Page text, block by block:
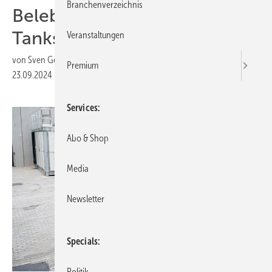
Belebung auf dem H2-
Tankstellen-Markt
von Sven Geitmann
23.09.2024
Branchenverzeichnis
Veranstaltungen
Premium
Services
Abo & Shop
Media
Newsletter
Specials